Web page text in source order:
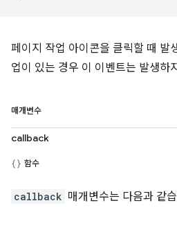
페이지 작업 아이콘을 클릭할 때 발
업이 있는 경우 이 이벤트는 발생하
매개변수
callback
함수
callback 매개변수는 다음과 같